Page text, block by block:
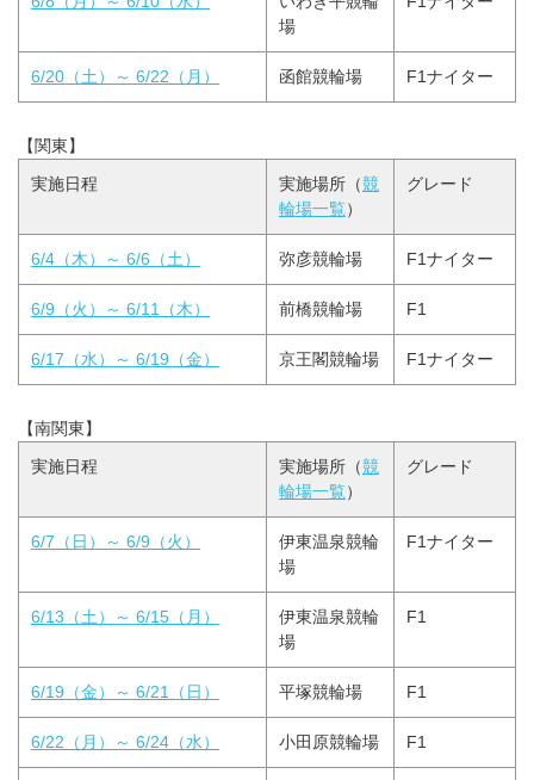
場
6/20（土）～ 6/22（月） 函館競輪場 F1ナイター
【関東】
実施日程
実施場所（競
輪場一覧）
グレード
6/4（木）～ 6/6（土） 弥彦競輪場 F1ナイター
6/9（火）～ 6/11（木） 前橋競輪場 F1
6/17（水）～ 6/19（金） 京王閣競輪場 F1ナイター
【南関東】
実施日程
実施場所（競
輪場一覧）
グレード
6/7（日）～ 6/9（火）
伊東温泉競輪
場
F1ナイター
6/13（土）～ 6/15（月）
伊東温泉競輪
場
F1
6/19（金）～ 6/21（日） 平塚競輪場 F1
6/22（月）～ 6/24（水） 小田原競輪場 F1